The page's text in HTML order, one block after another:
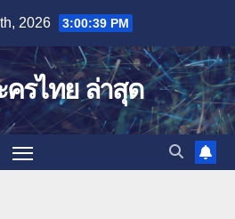
2026 3:00:40 PM
ครไทย ล่าสุด